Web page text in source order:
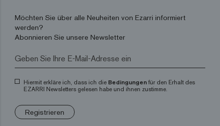
Möchten Sie über alle Neuheiten von Ezarri informiert
werden?
Abonnieren Sie unsere Newsletter
Hiermit erkläre ich, dass ich die Bedingungen für den Erhalt des
EZARRI Newsletters gelesen habe und ihnen zustimme.
Registrieren